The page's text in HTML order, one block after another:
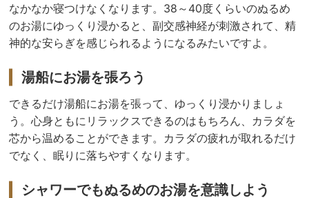
なかなか寝つけなくなります。38～40度くらいのぬるめ
のお湯にゆっくり浸かると、副交感神経が刺激されて、精
神的な安らぎを感じられるようになるみたいですよ。
湯船にお湯を張ろう
できるだけ湯船にお湯を張って、ゆっくり浸かりましょ
う。心身ともにリラックスできるのはもちろん、カラダを
芯から温めることができます。カラダの疲れが取れるだけ
でなく、眠りに落ちやすくなります。
シャワーでもぬるめのお湯を意識しよう